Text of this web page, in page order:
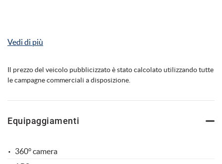
BOLLO PER 5 ANNI DALLA DATA D'IMMATRICOLAZIONE
REGIONI D'ITALIA)
MONITOR/DVD POSTERIORI
VISORE NOTTURNO
Vedi di più
Il prezzo del veicolo pubblicizzato è stato calcolato utilizzando tutte
le campagne commerciali a disposizione.
Equipaggiamenti
360° camera
Cookie per il miglioramento dell'esperienza utente
Cookie analitici
Cookie di marketing
cookie